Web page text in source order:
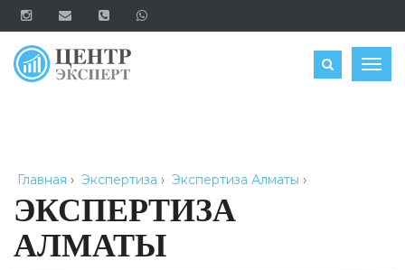
ОЦЕНИТЬ
Главная › Экспертиза › Экспертиза Алматы ›
ЭКСПЕРТИЗА
АЛМАТЫ